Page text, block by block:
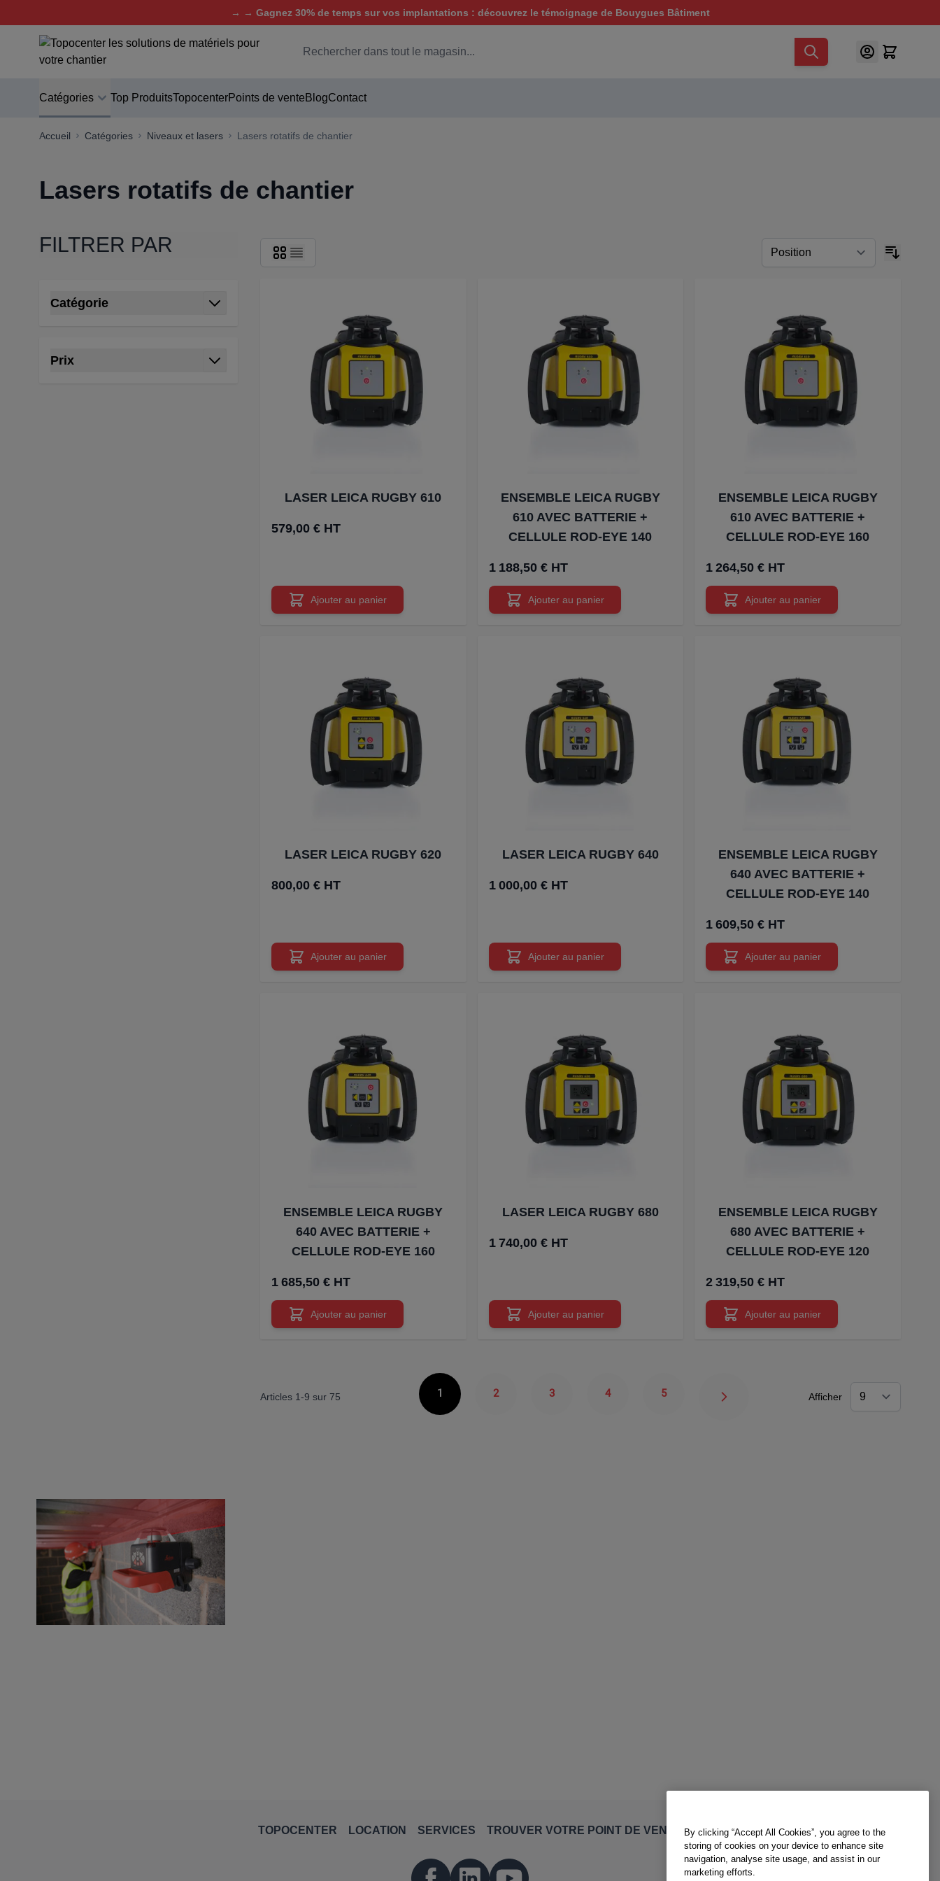
→ → Gagnez 30% de temps sur vos implantations : découvrez le témoignage de Bouygues Bâtiment
Aller au contenu
Chercher
Catégories Top ProduitsTopocenterPoints de vente BlogContact
Accueil Catégories Niveaux et lasers Lasers rotatifs de chantier
Lasers rotatifs de chantier
FILTRER PAR
Catégorie
Prix
LASER LEICA RUGBY 610
579,00 € HT
Ajouter au panier
ENSEMBLE LEICA RUGBY
610 AVEC BATTERIE +
CELLULE ROD-EYE 140
1 188,50 € HT
Ajouter au panier
ENSEMBLE LEICA RUGBY
610 AVEC BATTERIE +
CELLULE ROD-EYE 160
1 264,50 € HT
Ajouter au panier
LASER LEICA RUGBY 620
800,00 € HT
Ajouter au panier
LASER LEICA RUGBY 640
1 000,00 € HT
Ajouter au panier
ENSEMBLE LEICA RUGBY
640 AVEC BATTERIE +
CELLULE ROD-EYE 140
1 609,50 € HT
Ajouter au panier
ENSEMBLE LEICA RUGBY
640 AVEC BATTERIE +
CELLULE ROD-EYE 160
1 685,50 € HT
Ajouter au panier
LASER LEICA RUGBY 680
1 740,00 € HT
Ajouter au panier
ENSEMBLE LEICA RUGBY
680 AVEC BATTERIE +
CELLULE ROD-EYE 120
2 319,50 € HT
Ajouter au panier
Articles 1-9 sur 75 Vous lisez actuellement la page
1 Page
2 Page
3 Page
4 Page
5 Afficher
TOPOCENTER LOCATION SERVICES TROUVER VOTRE POINT DE VENTE
storing of cookies on your device to enhance site
navigation, analyse site usage, and assist in our
marketing efforts.